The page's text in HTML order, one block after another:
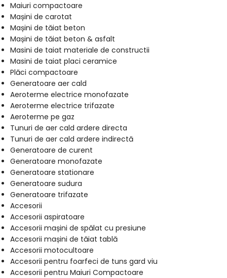
Maiuri compactoare
Mașini de carotat
Mașini de tăiat beton
Mașini de tăiat beton & asfalt
Masini de taiat materiale de constructii
Masini de taiat placi ceramice
Plăci compactoare
Generatoare aer cald
Aeroterme electrice monofazate
Aeroterme electrice trifazate
Aeroterme pe gaz
Tunuri de aer cald ardere directa
Tunuri de aer cald ardere indirectă
Generatoare de curent
Generatoare monofazate
Generatoare stationare
Generatoare sudura
Generatoare trifazate
Accesorii
Accesorii aspiratoare
Accesorii mașini de spălat cu presiune
Accesorii mașini de tăiat tablă
Accesorii motocultoare
Accesorii pentru foarfeci de tuns gard viu
Accesorii pentru Maiuri Compactoare